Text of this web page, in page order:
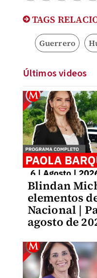
TAGS
Guerrero
Últimos videos
Blindan
elementos
Nacional |
agosto de